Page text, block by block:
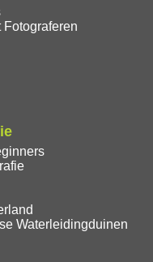
Waterleidingduinen